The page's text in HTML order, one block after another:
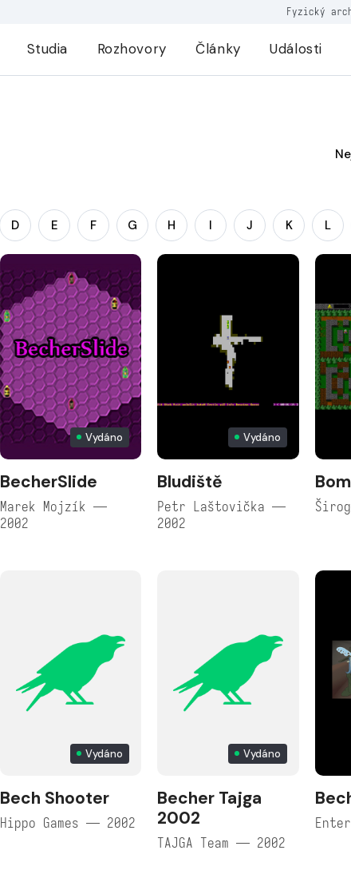
Fyzický
Studia Rozhovory Články Události
D E F G H I J K L
Vydáno
BecherSlide
Marek Mojzík —
2002
Vydáno
Bludiště
Petr Laštovička —
2002
Vydáno
Bech Shooter
Hippo Games — 2002
Vydáno
Becher Tajga
2002
TAJGA Team — 2002